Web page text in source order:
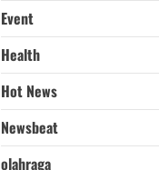
Event
Health
Hot News
Newsbeat
olahraga